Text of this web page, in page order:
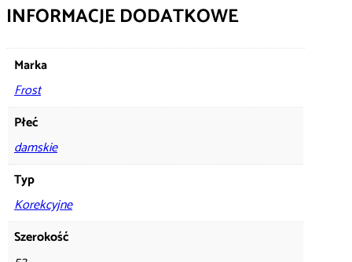
INFORMACJE DODATKOWE
Marka
Frost
Płeć
damskie
Typ
Korekcyjne
Szerokość